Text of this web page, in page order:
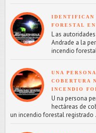
IDENTIFICAN
FORESTAL
L as
Andrade a la
incendio
UNA
COBERTURA
INCENDIO
U na persona
hectáreas de
un incendio forestal registrado